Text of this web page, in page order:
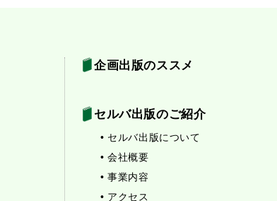
企画出版のススメ
セルバ出版のご紹介
• セルバ出版について
• 会社概要
• 事業内容
• アクセス